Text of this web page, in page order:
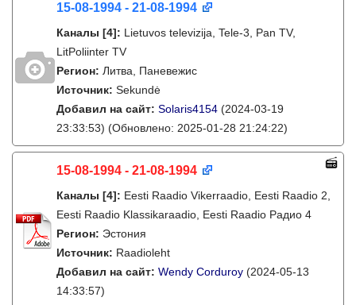
15-08-1994 - 21-08-1994
Каналы [4]: Lietuvos televizija, Tele-3, Pan TV,
LitPoliinter TV
Регион: Литва, Паневежис
Источник: Sekundė
Добавил на сайт: Solaris4154 (2024-03-19
23:33:53) (Обновлено: 2025-01-28 21:24:22)
15-08-1994 - 21-08-1994
Каналы [4]: Eesti Raadio Vikerraadio, Eesti Raadio 2,
Eesti Raadio Klassikaraadio, Eesti Raadio Радио 4
Регион: Эстония
Источник: Raadioleht
Добавил на сайт: Wendy Corduroy (2024-05-13
14:33:57)